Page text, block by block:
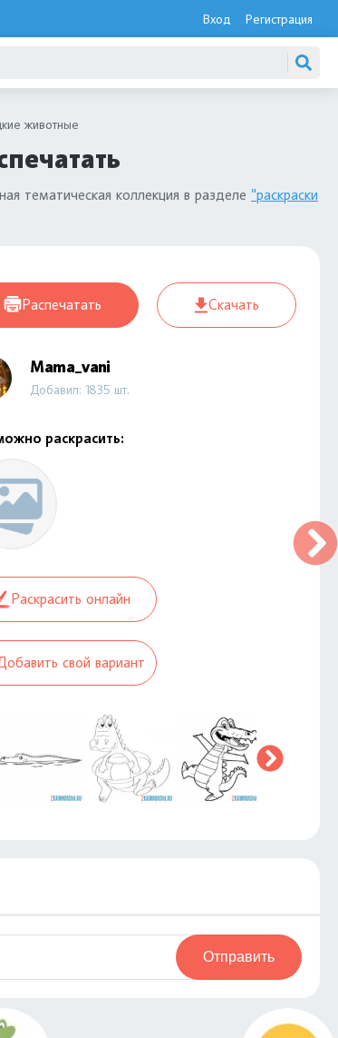
Вход Регистрация
животные
тематическая коллекция в разделе "раскраски
Распечатать Скачать
Mama_vani
Добавил: 1835 шт.
раскрасить:
Раскрасить онлайн
свой вариант
Отправить